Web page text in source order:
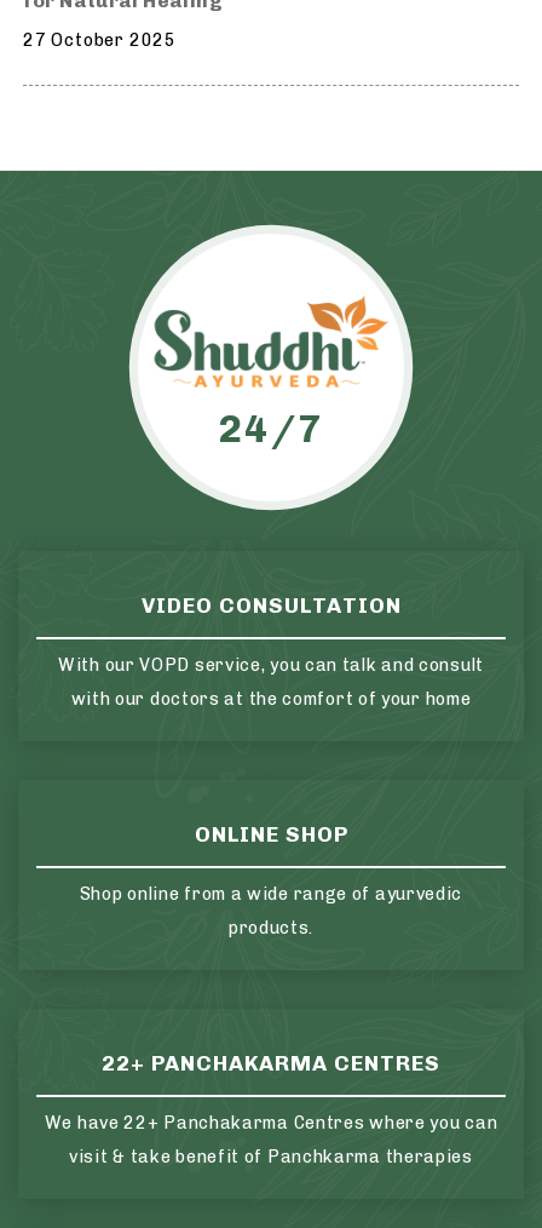
27 October 2025
24/7
VIDEO CONSULTATION
With our VOPD service, you can talk and consult
with our doctors at the comfort of your home
ONLINE SHOP
Shop online from a wide range of ayurvedic
products.
22+ PANCHAKARMA CENTRES
We have 22+ Panchakarma Centres where you can
visit & take benefit of Panchkarma therapies